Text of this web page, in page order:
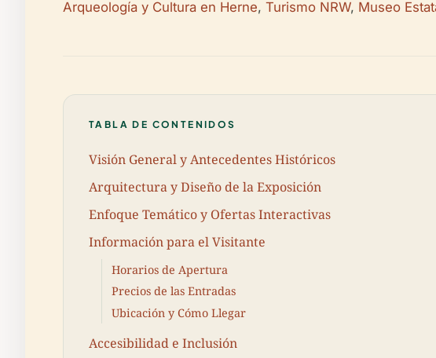
Arqueología y Cultura en Herne, Turismo NRW, Museo
TABLA DE CONTENIDOS
Visión General y Antecedentes Históricos
Arquitectura y Diseño de la Exposición
Enfoque Temático y Ofertas Interactivas
Información para el Visitante
Horarios de Apertura
Precios de las Entradas
Ubicación y Cómo Llegar
Accesibilidad e Inclusión